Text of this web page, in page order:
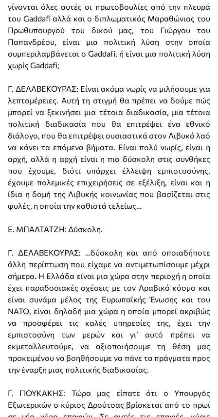
γίνονται όλες αυτές οι πρωτοβουλίες από την πλευρά
του Gaddafi αλλά και ο διπλωματικός Μαραθώνιος του
Πρωθυπουργού του δικού μας, του Γιώργου του
Παπανδρέου, είναι μια πολιτική λύση στην οποία
συμπεριλαμβάνεται ο Gaddafi, ή είναι μια πολιτική λύση
χωρίς Gaddafi;
Γ. ΔΕΛΑΒΕΚΟΥΡΑΣ: Είναι ακόμα νωρίς να μιλήσουμε για
λεπτομέρειες. Αυτή τη στιγμή θα πρέπει να δούμε πώς
μπορεί να ξεκινήσει μια τέτοια διαδικασία, μια τέτοια
πολιτική διαδικασία που θα επιτρέψει ένα εθνικό
διάλογο, που θα επιτρέψει ουσιαστικά στον Λιβυκό λαό
να κάνει τα επόμενα βήματα. Είναι πολύ νωρίς, είναι η
αρχή, αλλά η αρχή είναι η πιο δύσκολη στις συνθήκες
που έχουμε, διότι υπάρχει έλλειψη εμπιστοσύνης,
έχουμε πολεμικές επιχειρήσεις σε εξέλιξη, είναι και η
ίδια η δομή της Λιβυκής κοινωνίας που βασίζεται στις
φυλές, η οποία την καθιστά τελείως…
Ε. ΜΠΑΛΤΑΤΖΗ: Δύσκολη.
Γ. ΔΕΛΑΒΕΚΟΥΡΑΣ: …δύσκολη και από οποιαδήποτε
άλλη περίπτωση που είχαμε να αντιμετωπίσουμε μέχρι
σήμερα. Η Ελλάδα είναι μια χώρα στην περιοχή η οποία
έχει παραδοσιακές σχέσεις με τον Αραβικό κόσμο και
είναι συνάμα μέλος της Ευρωπαϊκής Ένωσης και του
ΝΑΤΟ, είναι δηλαδή μια χώρα η οποία μπορεί ακριβώς
να προσφέρει τις καλές υπηρεσίες της, έχει την
εμπιστοσύνη των μερών και γι’ αυτό πρέπει να
εκμεταλλευτούμε, να αξιοποιήσουμε τη θέση μας
προκειμένου να βοηθήσουμε να πάνε τα πράγματα προς
την έναρξη μιας πολιτικής διαδικασίας.
Γ. ΓΙΟΥΚΑΚΗΣ: Τώρα μας είπατε ότι ο Υπουργός
Εξωτερικών ο κύριος Δρούτσας βρίσκεται από το πρωί